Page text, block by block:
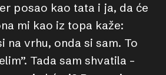
posao kao tata i ja, da će
mi kao iz topa kaže:
na vrhu, onda si sam. To
Tada sam shvatila –